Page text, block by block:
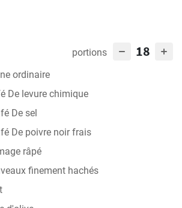
portions 18
ordinaire
De levure chimique
De sel
De poivre noir frais
râpé
finement hachés